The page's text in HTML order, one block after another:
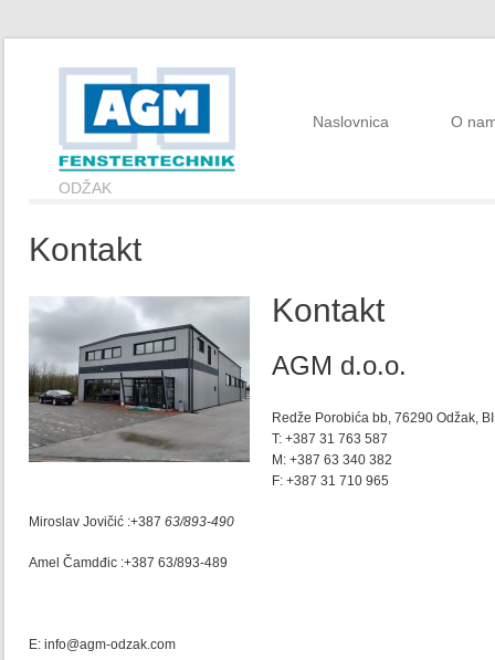
ODŽAK
Naslovnica O
Kontakt
Kontakt
AGM d.o.o.
Redže Porobića bb, 76290 Odžak,
T: +387 31 763 587
M: +387 63 340 382
F: +387 31 710 965
Miroslav Jovičić :+387 63/893-490
Amel Čamdđic :+387 63/893-489
E: info@agm-odzak.com